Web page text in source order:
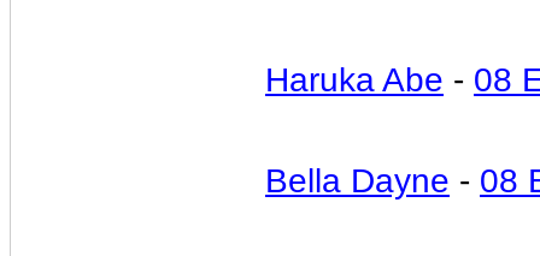
Haruka Abe - 08
Bella Dayne - 08